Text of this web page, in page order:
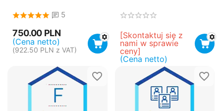
5
750.00 PLN
(Cena netto)
(922.50 PLN z VAT)
[Skontaktuj się z
nami w sprawie
ceny]
(Cena netto)